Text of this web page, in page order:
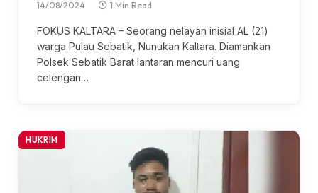
14/08/2024 1 Min Read
FOKUS KALTARA – Seorang nelayan inisial AL (21)
warga Pulau Sebatik, Nunukan Kaltara. Diamankan
Polsek Sebatik Barat lantaran mencuri uang
celengan…
HUKRIM